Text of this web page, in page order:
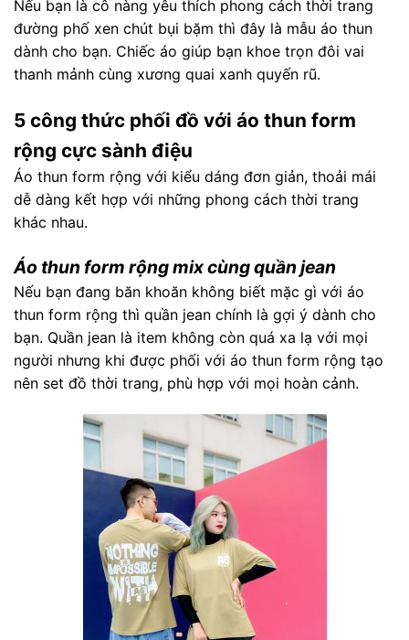
Nếu bạn là cô nàng yêu thích phong cách thời trang
đường phố xen chút bụi bặm thì đây là mẫu áo thun
dành cho bạn. Chiếc áo giúp bạn khoe trọn đôi vai
thanh mảnh cùng xương quai xanh quyến rũ.
5 công thức phối đồ với áo thun form
rộng cực sành điệu
Áo thun form rộng với kiểu dáng đơn giản, thoải mái
dễ dàng kết hợp với những phong cách thời trang
khác nhau.
Áo thun form rộng mix cùng quần jean
Nếu bạn đang băn khoăn không biết mặc gì với áo
thun form rộng thì quần jean chính là gợi ý dành cho
bạn. Quần jean là item không còn quá xa lạ với mọi
người nhưng khi được phối với áo thun form rộng tạo
nên set đồ thời trang, phù hợp với mọi hoàn cảnh.